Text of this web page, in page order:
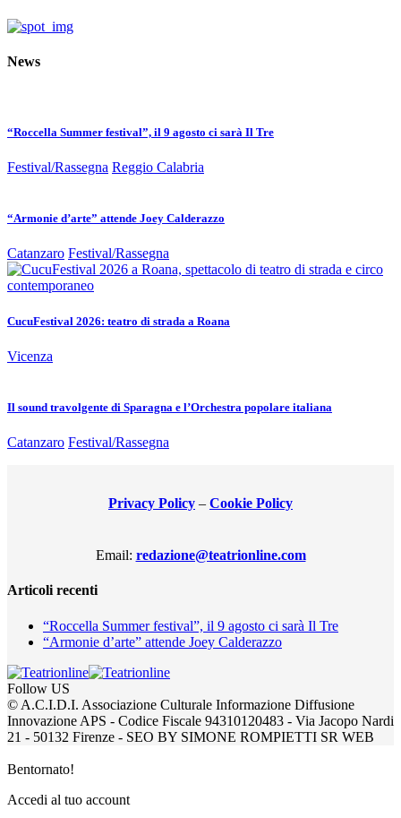
News
“Roccella Summer festival”, il 9 agosto ci sarà Il Tre
Festival/Rassegna Reggio Calabria
“Armonie d’arte” attende Joey Calderazzo
Catanzaro Festival/Rassegna
CucuFestival 2026: teatro di strada a Roana
Vicenza
Il sound travolgente di Sparagna e l’Orchestra popolare italiana
Catanzaro Festival/Rassegna
Privacy Policy – Cookie Policy
Email: redazione@teatrionline.com
Articoli recenti
“Roccella Summer festival”, il 9 agosto ci sarà Il Tre
“Armonie d’arte” attende Joey Calderazzo
Follow US
© A.C.I.D.I. Associazione Culturale Informazione Diffusione
Innovazione APS - Codice Fiscale 94310120483 - Via Jacopo Nardi
21 - 50132 Firenze - SEO BY SIMONE ROMPIETTI SR WEB
Bentornato!
Accedi al tuo account